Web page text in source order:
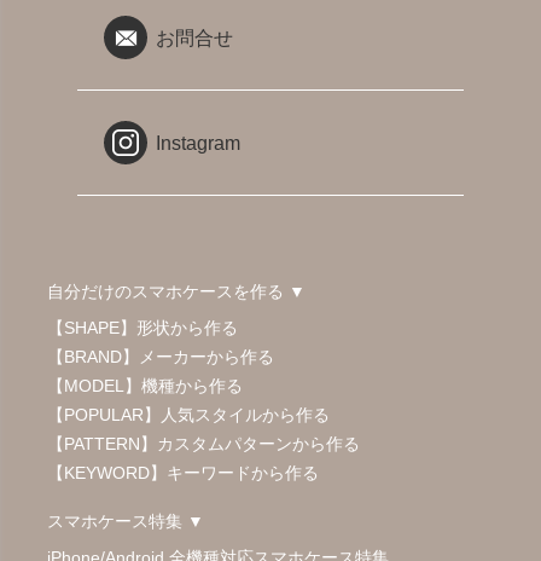
お問合せ
Instagram
自分だけのスマホケースを作る ▼
【SHAPE】形状から作る
【BRAND】メーカーから作る
【MODEL】機種から作る
【POPULAR】人気スタイルから作る
【PATTERN】カスタムパターンから作る
【KEYWORD】キーワードから作る
スマホケース特集 ▼